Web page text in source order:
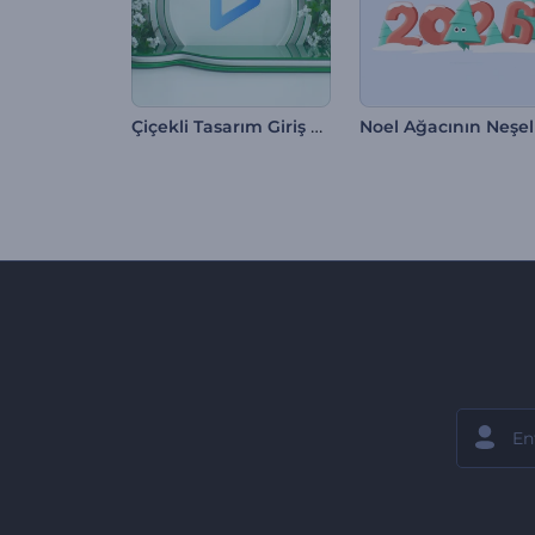
Çiçekli Tasarım Giriş Videosu